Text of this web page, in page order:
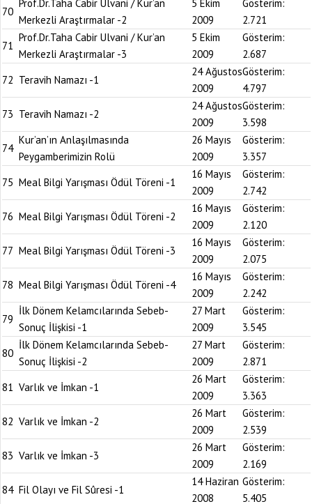
70
Prof.Dr.Taha Cabir Ulvani / Kur’an
Merkezli Araştırmalar -2
5 Ekim
2009
Gösterim:
2.721
71
Prof.Dr.Taha Cabir Ulvani / Kur’an
Merkezli Araştırmalar -3
5 Ekim
2009
Gösterim:
2.687
72 Teravih Namazı -1
24 Ağustos
2009
Gösterim:
4.797
73 Teravih Namazı -2
24 Ağustos
2009
Gösterim:
3.598
74
Kur’an’ın Anlaşılmasında
Peygamberimizin Rolü
26 Mayıs
2009
Gösterim:
3.357
75 Meal Bilgi Yarışması Ödül Töreni -1
16 Mayıs
2009
Gösterim:
2.742
76 Meal Bilgi Yarışması Ödül Töreni -2
16 Mayıs
2009
Gösterim:
2.120
77 Meal Bilgi Yarışması Ödül Töreni -3
16 Mayıs
2009
Gösterim:
2.075
78 Meal Bilgi Yarışması Ödül Töreni -4
16 Mayıs
2009
Gösterim:
2.242
79
İlk Dönem Kelamcılarında Sebeb-
Sonuç İlişkisi -1
27 Mart
2009
Gösterim:
3.545
80
İlk Dönem Kelamcılarında Sebeb-
Sonuç İlişkisi -2
27 Mart
2009
Gösterim:
2.871
81 Varlık ve İmkan -1
26 Mart
2009
Gösterim:
3.363
82 Varlık ve İmkan -2
26 Mart
2009
Gösterim:
2.539
83 Varlık ve İmkan -3
26 Mart
2009
Gösterim:
2.169
84 Fil Olayı ve Fil Sûresi -1
14 Haziran
2008
Gösterim:
5.405